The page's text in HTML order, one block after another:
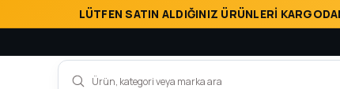
LÜTFEN SATIN ALDIĞINIZ ÜRÜNLERİ